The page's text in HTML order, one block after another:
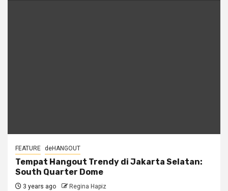
FEATURE deHANGOUT
Tempat Hangout Trendy di Jakarta Selatan:
South Quarter Dome
3 years ago Regina Hapiz